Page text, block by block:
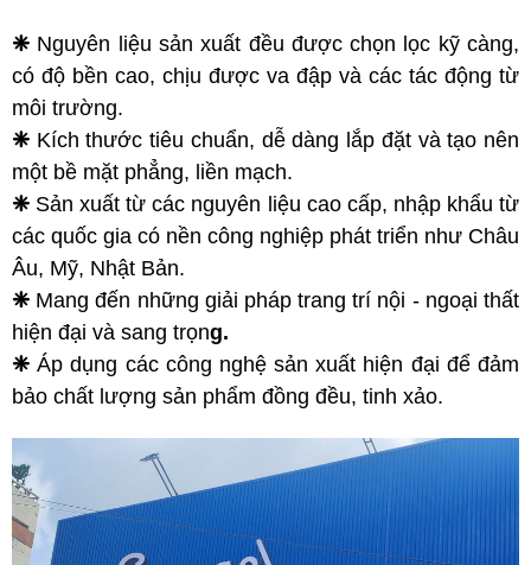
❈ Nguyên liệu sản xuất đều được chọn lọc kỹ càng,
có độ bền cao, chịu được va đập và các tác động từ
môi trường.
❈ Kích thước tiêu chuẩn, dễ dàng lắp đặt và tạo nên
một bề mặt phẳng, liền mạch.
❈ Sản xuất từ các nguyên liệu cao cấp, nhập khẩu từ
các quốc gia có nền công nghiệp phát triển như Châu
Âu, Mỹ, Nhật Bản.
❈ Mang đến những giải pháp trang trí nội - ngoại thất
hiện đại và sang trọng.
❈ Áp dụng các công nghệ sản xuất hiện đại để đảm
bảo chất lượng sản phẩm đồng đều, tinh xảo.